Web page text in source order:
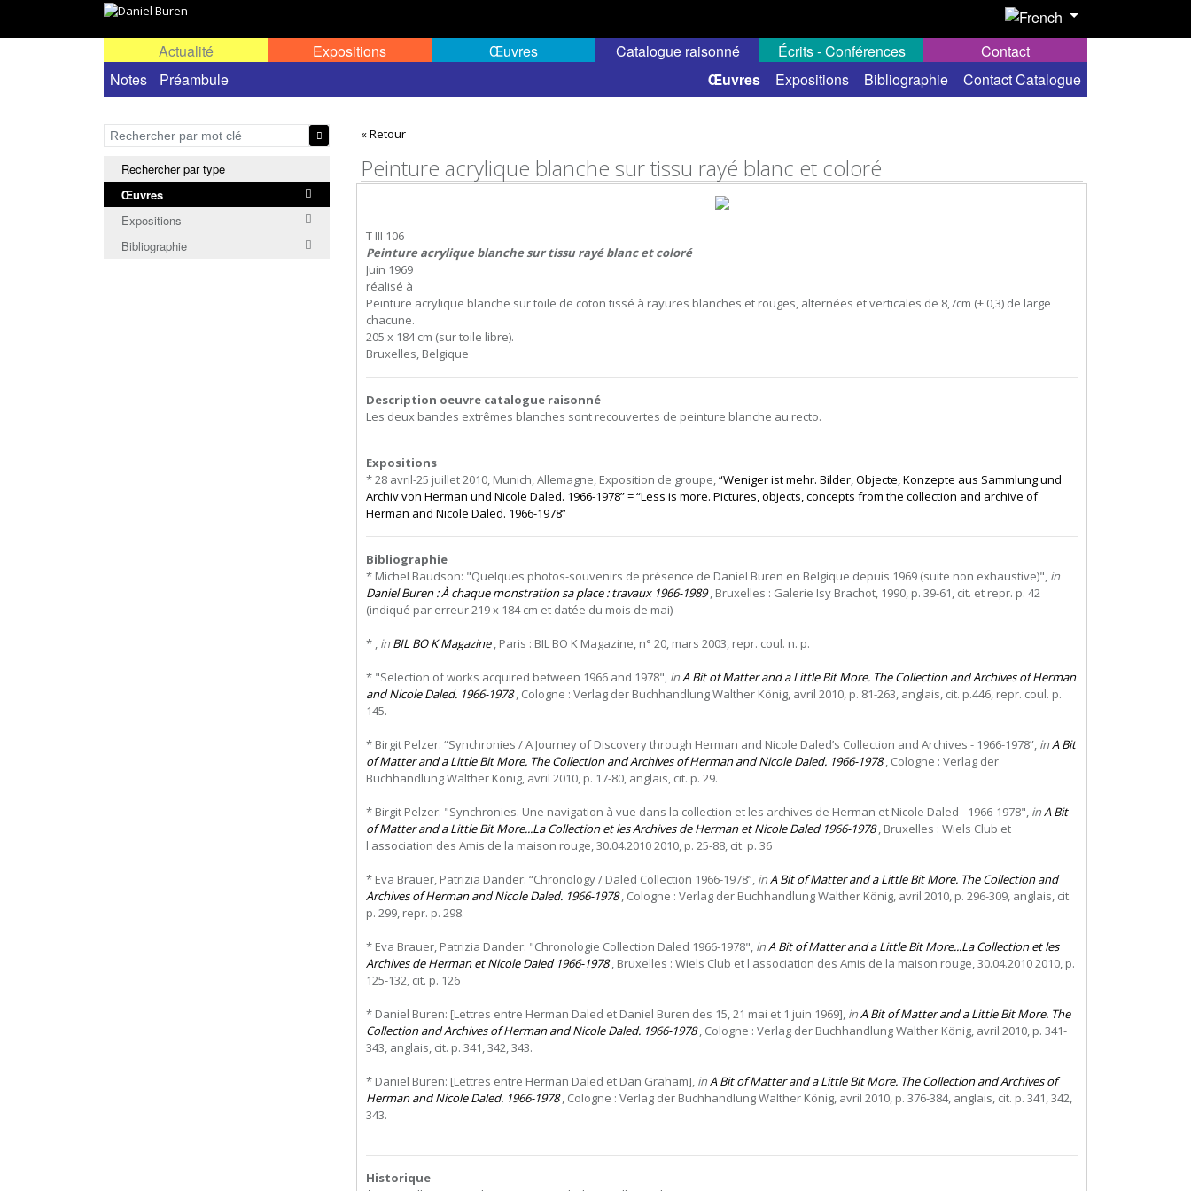
Actualité Expositions
Œuvres
Œuvres permanentes dans l'espace public ou semi-public
Catalogue raisonné
Notes
Préambule Œuvres Expositions Bibliographie Contact Catalogue
Écrits - Conférences Contact
Rechercher par type
Œuvres
Expositions
Bibliographie
« Retour
Peinture acrylique blanche sur tissu rayé blanc et coloré
T III 106
Peinture acrylique blanche sur tissu rayé blanc et coloré
Juin 1969
réalisé à
Peinture acrylique blanche sur toile de coton tissé à rayures blanches et rouges, alternées et verticales de 8,7cm (± 0,3) de large
chacune.
205 x 184 cm (sur toile libre).
Bruxelles, Belgique
Description oeuvre catalogue raisonné
Les deux bandes extrêmes blanches sont recouvertes de peinture blanche au recto.
Expositions
* 28 avril-25 juillet 2010, Munich, Allemagne, Exposition de groupe,“Weniger ist mehr. Bilder, Objecte, Konzepte aus Sammlung und
Archiv von Herman und Nicole Daled. 1966-1978” = “Less is more. Pictures, objects, concepts from the collection and archive of
Herman and Nicole Daled. 1966-1978”
Bibliographie
* Michel Baudson: "Quelques photos-souvenirs de présence de Daniel Buren en Belgique depuis 1969 (suite non exhaustive)", in
Daniel Buren : À chaque monstration sa place : travaux 1966-1989, Bruxelles : Galerie Isy Brachot, 1990, p. 39-61, cit. et repr. p. 42
(indiqué par erreur 219 x 184 cm et datée du mois de mai)
* , in BIL BO K Magazine, Paris : BIL BO K Magazine, n° 20, mars 2003, repr. coul. n. p.
* "Selection of works acquired between 1966 and 1978", inA Bit of Matter and a Little Bit More. The Collection and Archives of Herman
and Nicole Daled. 1966-1978, Cologne : Verlag der Buchhandlung Walther König, avril 2010, p. 81-263, anglais, cit. p.446, repr. coul. p.
145.
* Birgit Pelzer: “Synchronies / A Journey of Discovery through Herman and Nicole Daled’s Collection and Archives - 1966-1978”, inA Bit
of Matter and a Little Bit More. The Collection and Archives of Herman and Nicole Daled. 1966-1978, Cologne : Verlag der
Buchhandlung Walther König, avril 2010, p. 17-80, anglais, cit. p. 29.
* Birgit Pelzer: "Synchronies. Une navigation à vue dans la collection et les archives de Herman et Nicole Daled - 1966-1978", inA Bit
of Matter and a Little Bit More...La Collection et les Archives de Herman et Nicole Daled 1966-1978, Bruxelles : Wiels Club et
l'association des Amis de la maison rouge, 30.04.2010 2010, p. 25-88, cit. p. 36
* Eva Brauer, Patrizia Dander: “Chronology / Daled Collection 1966-1978”, inA Bit of Matter and a Little Bit More. The Collection and
Archives of Herman and Nicole Daled. 1966-1978, Cologne : Verlag der Buchhandlung Walther König, avril 2010, p. 296-309, anglais, cit.
p. 299, repr. p. 298.
* Eva Brauer, Patrizia Dander: "Chronologie Collection Daled 1966-1978", inA Bit of Matter and a Little Bit More...La Collection et les
Archives de Herman et Nicole Daled 1966-1978, Bruxelles : Wiels Club et l'association des Amis de la maison rouge, 30.04.2010 2010, p.
125-132, cit. p. 126
* Daniel Buren: [Lettres entre Herman Daled et Daniel Buren des 15, 21 mai et 1 juin 1969], inA Bit of Matter and a Little Bit More. The
Collection and Archives of Herman and Nicole Daled. 1966-1978, Cologne : Verlag der Buchhandlung Walther König, avril 2010, p. 341-
343, anglais, cit. p. 341, 342, 343.
* Daniel Buren: [Lettres entre Herman Daled et Dan Graham], inA Bit of Matter and a Little Bit More. The Collection and Archives of
Herman and Nicole Daled. 1966-1978, Cologne : Verlag der Buchhandlung Walther König, avril 2010, p. 376-384, anglais, cit. p. 341, 342,
343.
Historique